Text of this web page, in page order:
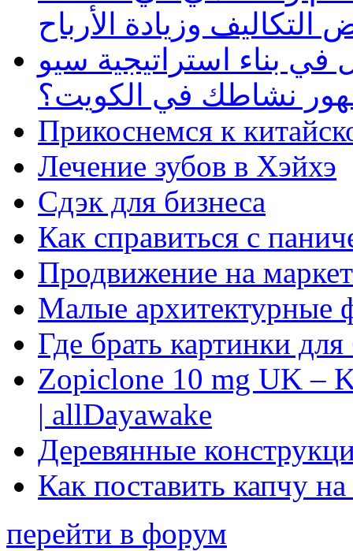
وزيادة الأرباح
بناء استراتيجية سيو
نشاطك في الكويت؟
Прикоснемся к
Лечение зубов в Хэйхэ
Сдэк для бизнеса
Как справиться с
Продвижение на
Малые архитектурные
Где брать картинки
Zopiclone 10 mg UK –
| allDayawake
Деревянные
Как поставить капчу
перейти в форум